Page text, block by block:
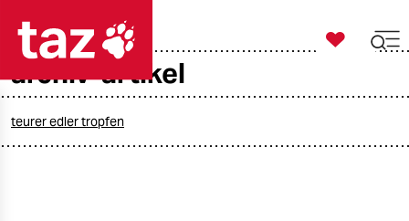

taz zahl ich
archiv-artikel
teurer edler tropfen